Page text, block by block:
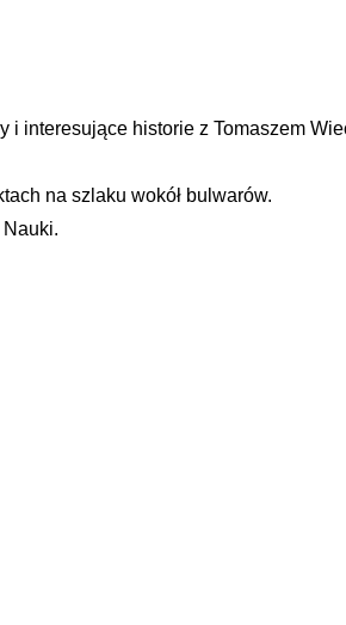
interesujące historie z Tomaszem
na szlaku wokół bulwarów.